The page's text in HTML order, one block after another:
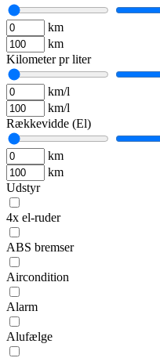
km
km
Kilometer pr liter
km/l
km/l
Rækkevidde (El)
km
km
Udstyr
4x el-ruder
ABS bremser
Aircondition
Alarm
Alufælge